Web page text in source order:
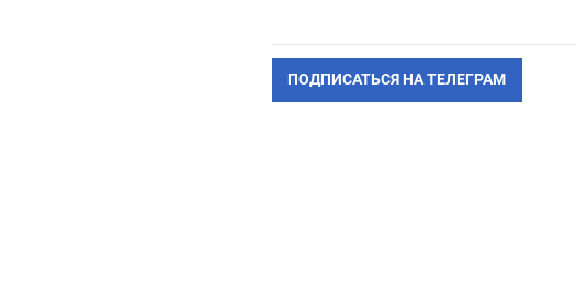
ПОДПИСАТЬСЯ НА ТЕЛЕГРАМ